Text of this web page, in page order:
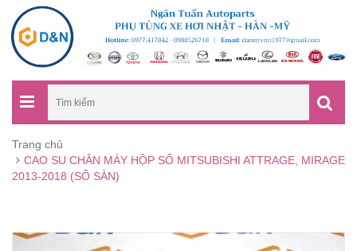
Trang chủ
CAO SU CHÂN MÁY HỘP SỐ MITSUBISHI ATTRAGE, MIRAGE
2013-2018 (SỐ SÀN)